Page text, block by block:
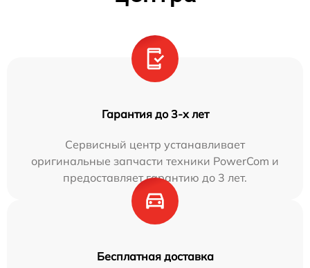
Гарантия до 3-х лет
Сервисный центр устанавливает
оригинальные запчасти техники PowerCom и
предоставляет гарантию до 3 лет.
Бесплатная доставка